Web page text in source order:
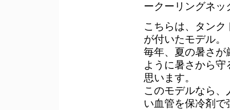
ークーリングネッ
こちらは、タン
が付いたモデル。
毎年、夏の暑さが
ように暑さから
思います。
このモデルなら
い血管を保冷剤